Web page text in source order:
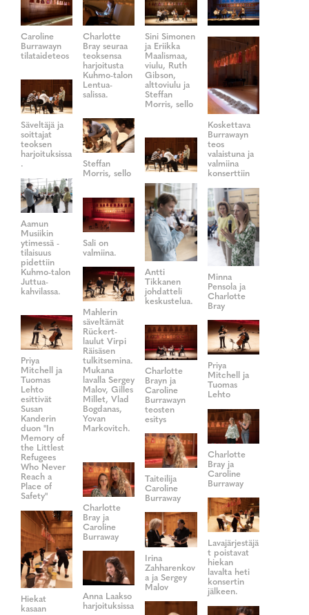
Caroline
Burrawayn
tilataideteos
Charlotte
Bray seuraa
teoksensa
harjoitusta
Kuhmo-talon
Lentua-
salissa.
Sini Simonen
ja Eriikka
Maalismaa,
viulu, Ruth
Gibson,
alttoviulu ja
Steffan
Morris, sello
Koskettava
Burrawayn
teos
valaistuna ja
valmiina
konserttiin
Säveltäjä ja
soittajat
teoksen
harjoituksissa
.
Steffan
Morris, sello
Aamun
Musiikin
ytimessä -
tilaisuus
pidettiin
Kuhmo-talon
Juttua-
kahvilassa.
Antti
Tikkanen
johdatteli
keskustelua.
Minna
Pensola ja
Charlotte
Bray
Sali on
valmiina.
Mahlerin
säveltämät
Rückert-
laulut Virpi
Räisäsen
tulkitsemina.
Mukana
lavalla Sergey
Malov, Gilles
Millet, Vlad
Bogdanas,
Yovan
Markovitch.
Priya
Mitchell ja
Tuomas
Lehto
esittivät
Susan
Kanderin
duon "In
Memory of
the Littlest
Refugees
Who Never
Reach a
Place of
Safety"
Priya
Mitchell ja
Tuomas
Lehto
Charlotte
Brayn ja
Caroline
Burrawayn
teosten
esitys
Charlotte
Bray ja
Caroline
Burraway
Taiteilija
Caroline
Burraway
Charlotte
Bray ja
Caroline
Burraway
Lavajärjestäjä
t poistavat
hiekan
lavalta heti
konsertin
jälkeen.
Hiekat
kasaan
Irina
Zahharenkov
a ja Sergey
Malov
Anna Laakso
harjoituksissa